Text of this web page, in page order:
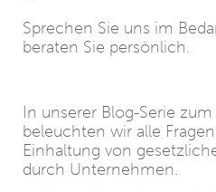
Sprechen Sie uns im
beraten Sie persönlich.
In unserer Blog-Serie
beleuchten wir alle
Einhaltung von
durch Unternehmen.